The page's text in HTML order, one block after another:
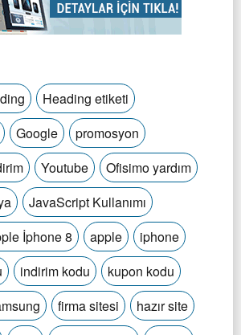
Heading etiketi
Google
promosyon
Youtube
Ofisimo yardım
JavaScript Kullanımı
İphone 8 apple
iphone
indirim kodu
kupon kodu
firma sitesi
hazır site